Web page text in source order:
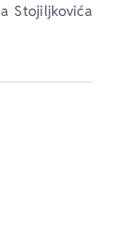
Stojiljkovića